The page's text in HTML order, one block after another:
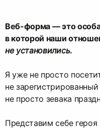
Веб-форма — это
в которой наши
не установились.
Я уже не просто
не
не просто зевака
Представим себе